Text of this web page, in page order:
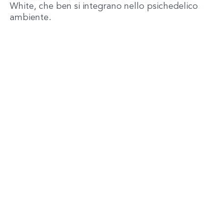
White, che ben si integrano nello psichedelico
ambiente.